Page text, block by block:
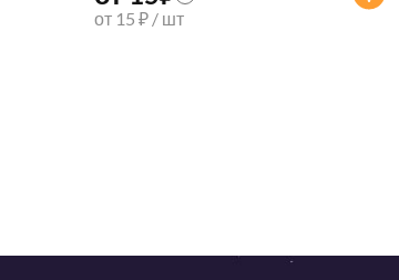
от 15 ₽ / шт